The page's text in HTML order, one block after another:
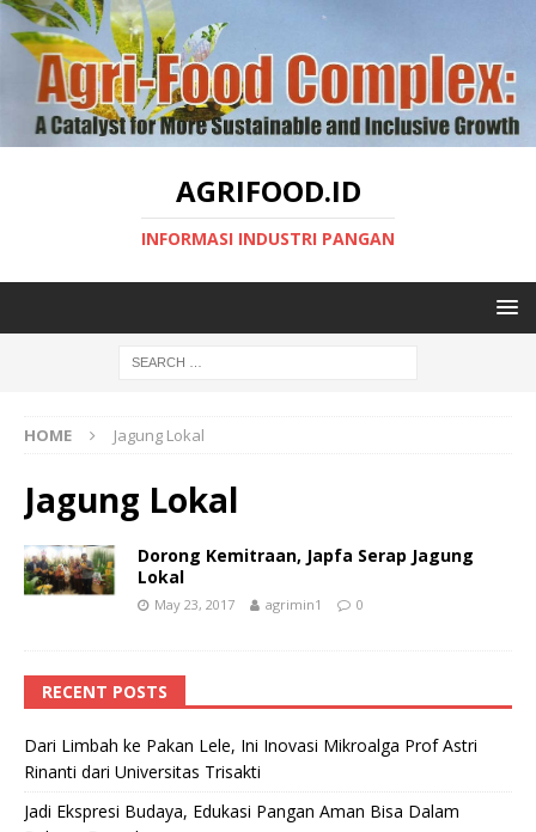
AGRIFOOD.ID
INFORMASI INDUSTRI PANGAN
HOME Jagung Lokal
Jagung Lokal
Dorong Kemitraan, Japfa Serap Jagung
Lokal
May 23, 2017 agrimin1 0
RECENT POSTS
Dari Limbah ke Pakan Lele, Ini Inovasi Mikroalga Prof Astri
Rinanti dari Universitas Trisakti
Jadi Ekspresi Budaya, Edukasi Pangan Aman Bisa Dalam